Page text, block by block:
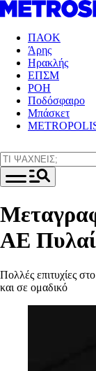
ΠΑΟΚ
Άρης
Ηρακλής
ΕΠΣΜ
ΡΟΗ
Ποδόσφαιρο
Μπάσκετ
ΑΕ
Πολλές επιτυχίες
και σε ομαδικό